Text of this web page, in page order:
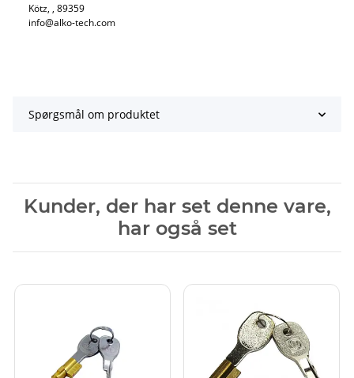
Kötz​, , 89359
info@alko-tech.com
Spørgsmål om produktet
Kunder, der har set denne vare,
har også set